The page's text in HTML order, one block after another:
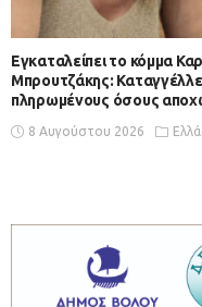
Εγκαταλείπει το κόμμα
Μπρουτζάκης:
πληρωμένους όσους
8 Αυγούστου 2026